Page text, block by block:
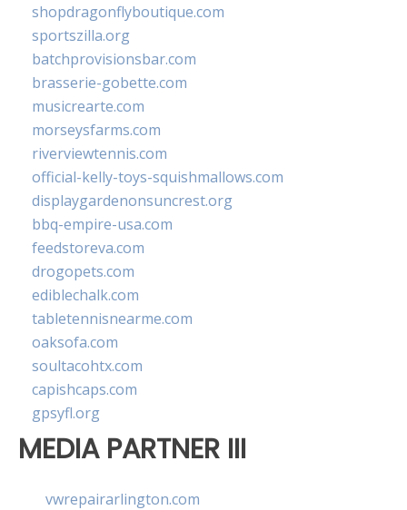
shopdragonflyboutique.com
sportszilla.org
batchprovisionsbar.com
brasserie-gobette.com
musicrearte.com
morseysfarms.com
riverviewtennis.com
official-kelly-toys-squishmallows.com
displaygardenonsuncrest.org
bbq-empire-usa.com
feedstoreva.com
drogopets.com
ediblechalk.com
tabletennisnearme.com
oaksofa.com
soultacohtx.com
capishcaps.com
gpsyfl.org
MEDIA PARTNER III
vwrepairarlington.com